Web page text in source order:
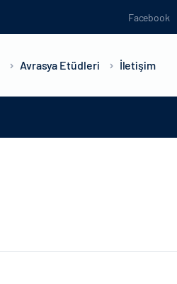
Facebook
Avrasya Etüdleri İletişim